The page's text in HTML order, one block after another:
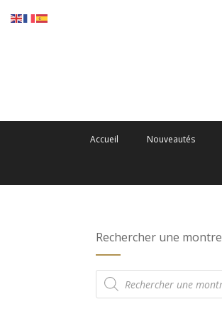
Accueil Nouveautés
Rechercher une montre
Recherche
de
produits